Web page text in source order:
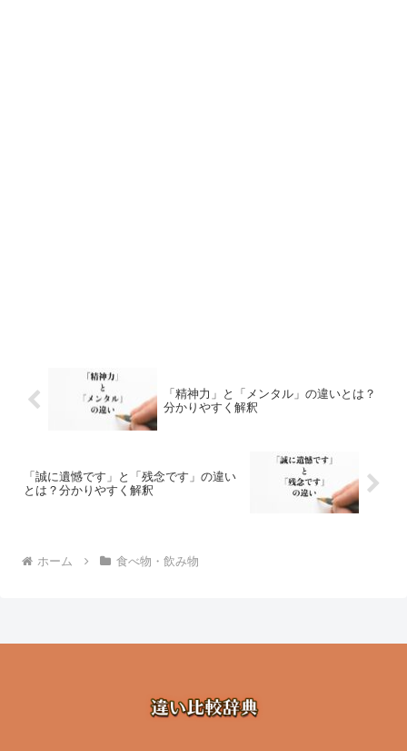
「精神力」と「メンタル」の違いとは？
分かりやすく解釈
「誠に遺憾です」と「残念です」の違い
とは？分かりやすく解釈
ホーム 食べ物・飲み物